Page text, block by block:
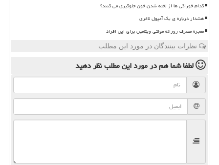
کدام خوراکی ها از لخته شدن خون جلوگیری می کنند؟
هشدار درباره ی یک آمپول لاغری
معجزه مصرف روزانه مولتی ویتامین برای این افراد
نظرات بینندگان در مورد این مطلب
لطفا شما همدر مورد این مطلبنظر دهید